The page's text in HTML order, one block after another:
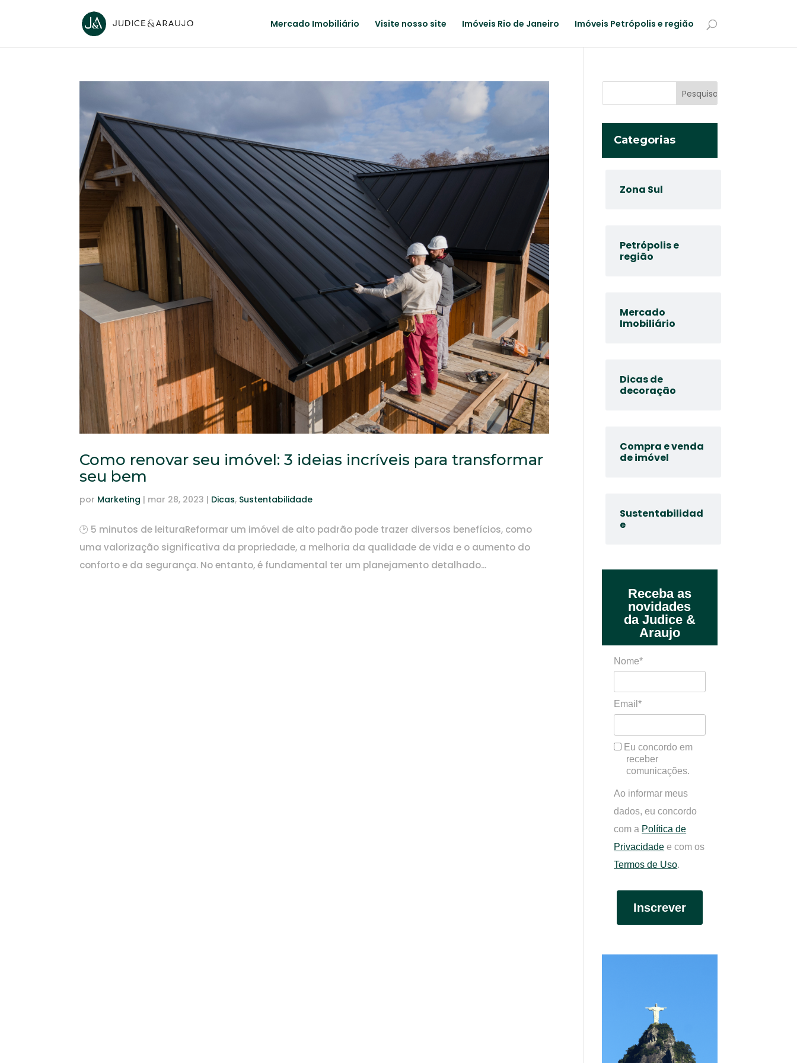
Mercado Imobiliário Visite nosso site Imóveis Rio de Janeiro Imóveis Petrópolis e região
Como renovar seu imóvel: 3 ideias incríveis para transformar
seu bem
por Marketing | mar 28, 2023 | Dicas, Sustentabilidade
🕑 5 minutos de leituraReformar um imóvel de alto padrão pode trazer diversos benefícios, como
uma valorização significativa da propriedade, a melhoria da qualidade de vida e o aumento do
conforto e da segurança. No entanto, é fundamental ter um planejamento detalhado...
Categorias
Zona Sul
Petrópolis e
região
Mercado
Imobiliário
Dicas de
decoração
Compra e venda
de imóvel
Sustentabilidad
e
Receba as
novidades
da Judice &
Araujo
Nome*
Email*
Eu concordo em
receber
comunicações.
Ao informar meus
dados, eu concordo
com a Política de
Privacidade e com os
Termos de Uso.
Inscrever